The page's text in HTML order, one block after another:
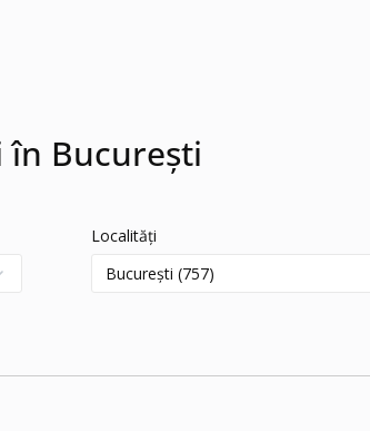
în București
Localități